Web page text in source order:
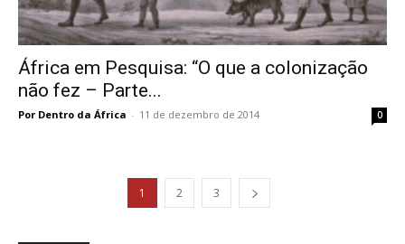
África em Pesquisa: “O que a colonização
não fez – Parte...
Por Dentro da África - 11 de dezembro de 2014 0
1 2 3